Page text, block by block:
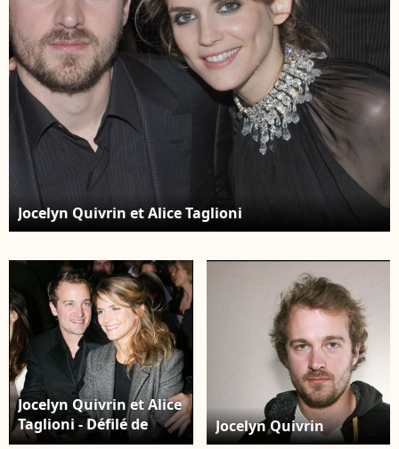
prix Romy Schneider et
Patrick Dewaere, "les
espoirs du cinéma
français" à l'hôtel
Royal Monceau à Paris
le 17 mars 2008
RINDOFF-GUIREC /
BESTIMAGE
Jocelyn Quivrin et Alice Taglioni
Jocelyn Quivrin et Alice
Taglioni - Défilé de
mode Dior 2007/2008
Jocelyn Quivrin